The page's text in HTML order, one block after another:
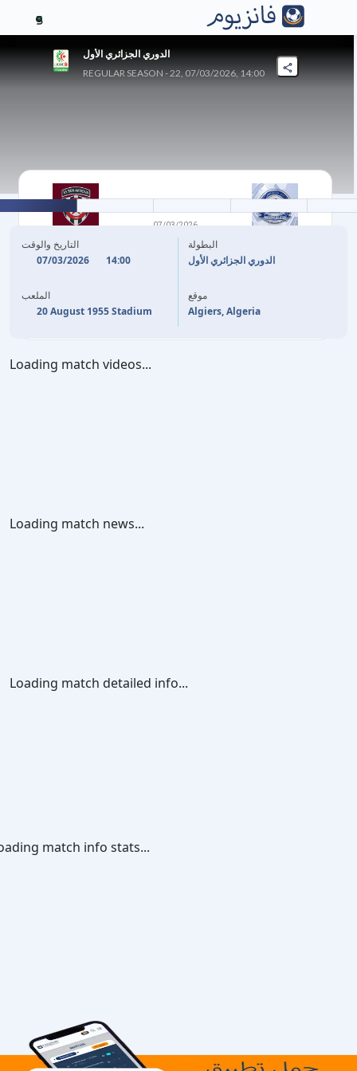
5
الدوري الجزائري الأول
REGULAR SEASON - 22, 07/03/2026, 14:00
بن عكنون
07/03/2026
التاريخ والوقت
07/03/2026
14:00
الملعب
20 August 1955 Stadium
البطولة
الدوري الجزائري الأول
موقع
Algiers, Algeria
Loading match videos...
Loading match news...
Loading match detailed info...
match info stats...